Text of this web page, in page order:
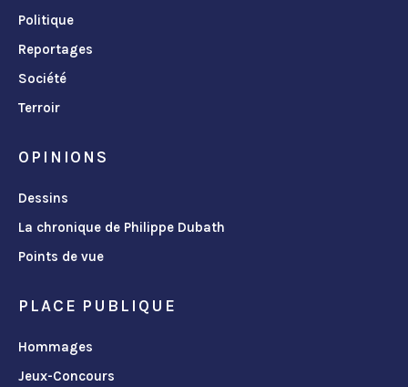
Politique
Reportages
Société
Terroir
OPINIONS
Dessins
La chronique de Philippe Dubath
Points de vue
PLACE PUBLIQUE
Hommages
Jeux-Concours